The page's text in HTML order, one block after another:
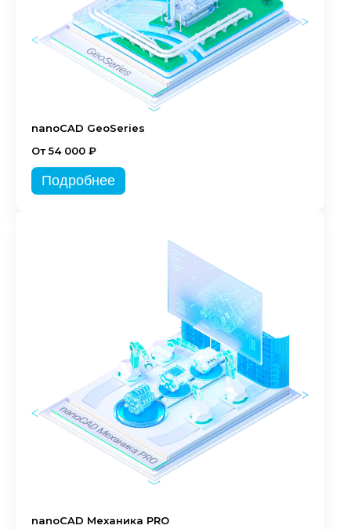
nanoCAD GeoSeries
От 54 000 ₽
Подробнее
nanoCAD Механика PRO